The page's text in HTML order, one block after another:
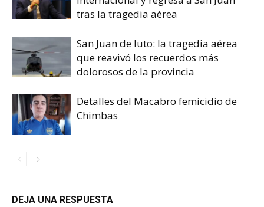
tras la tragedia aérea
San Juan de luto: la tragedia aérea
que reavivó los recuerdos más
dolorosos de la provincia
Detalles del Macabro femicidio de
Chimbas
DEJA UNA RESPUESTA